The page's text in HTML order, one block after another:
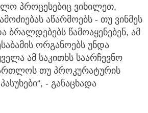
პროცესებიც ვიხილეთ,
აწარმოებს - თუ ვინმეს
ბრალდებებს წამოაყენებენ, ამ
ორგანოებს უნდა
ამ საკითხს საარჩევნო
თუ პროკურატურის
- განაცხადა